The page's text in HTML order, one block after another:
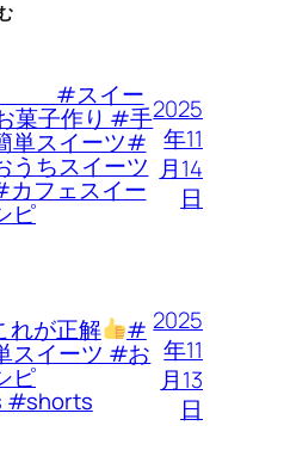
スイー
菓子作り #手
単スイーツ#
うちスイーツ
フェスイー
ピ
2025
年11
月14
日
れが正解 #
スイーツ #お
ピ
#shorts
2025
年11
月13
日